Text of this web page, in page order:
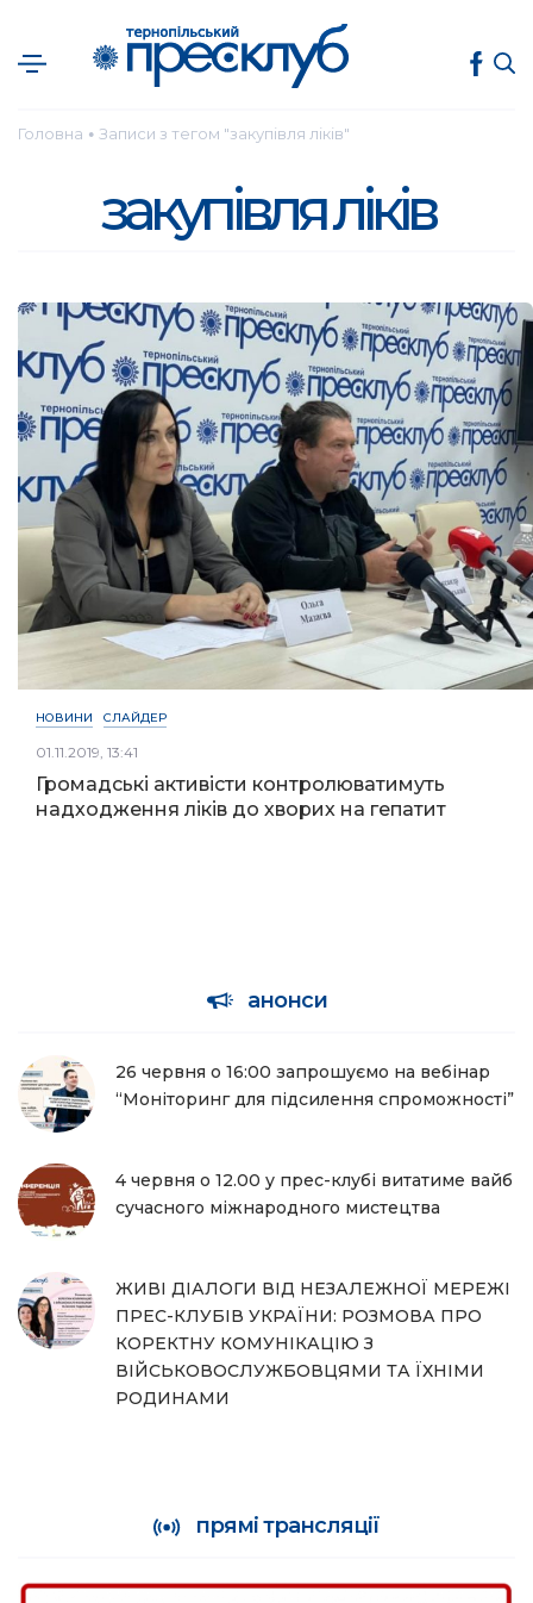
Головна ● Записи з тегом "закупівля ліків"
закупівля ліків
НОВИНИ СЛАЙДЕР
01.11.2019, 13:41
Громадські активісти контролюватимуть
надходження ліків до хворих на гепатит
анонси
26 червня о 16:00 запрошуємо на вебінар
“Моніторинг для підсилення спроможності”
4 червня о 12.00 у прес-клубі витатиме вайб
сучасного міжнародного мистецтва
ЖИВІ ДІАЛОГИ ВІД НЕЗАЛЕЖНОЇ МЕРЕЖІ
ПРЕС-КЛУБІВ УКРАЇНИ: РОЗМОВА ПРО
КОРЕКТНУ КОМУНІКАЦІЮ З
ВІЙСЬКОВОСЛУЖБОВЦЯМИ ТА ЇХНІМИ
РОДИНАМИ
прямі трансляції